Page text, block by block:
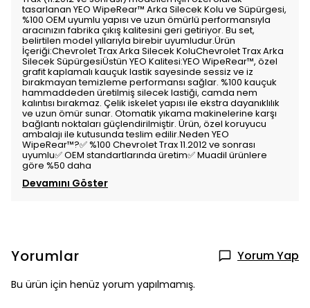
tasarlanan YEO WipeRear™️ Arka Silecek Kolu ve Süpürgesi,
%100 OEM uyumlu yapısı ve uzun ömürlü performansıyla
aracınızın fabrika çıkış kalitesini geri getiriyor. Bu set,
belirtilen model yıllarıyla birebir uyumludur.Ürün
İçeriği:Chevrolet Trax Arka Silecek KoluChevrolet Trax Arka
Silecek SüpürgesiÜstün YEO Kalitesi:YEO WipeRear™️, özel
grafit kaplamalı kauçuk lastik sayesinde sessiz ve iz
bırakmayan temizleme performansı sağlar. %100 kauçuk
hammaddeden üretilmiş silecek lastiği, camda nem
kalıntısı bırakmaz. Çelik iskelet yapısı ile ekstra dayanıklılık
ve uzun ömür sunar. Otomatik yıkama makinelerine karşı
bağlantı noktaları güçlendirilmiştir. Ürün, özel koruyucu
ambalajı ile kutusunda teslim edilir.Neden YEO
WipeRear™️?✅ %100 Chevrolet Trax 11.2012 ve sonrası
uyumlu✅ OEM standartlarında üretim✅ Muadil ürünlere
göre %50 daha
Devamını Göster
Yorumlar Yorum Yap
Bu ürün için henüz yorum yapılmamış.